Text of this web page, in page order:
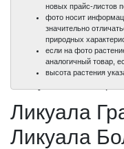
100%
100%
новых прайс-листов
фото носит
значительно
природных
если на фото
аналогичный товар,
высота растения
Ликуала
Ликуала